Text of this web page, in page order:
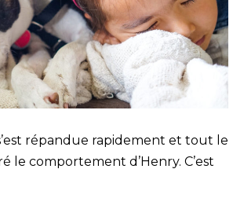
répandue rapidement et tout le
le comportement d’Henry. C’est